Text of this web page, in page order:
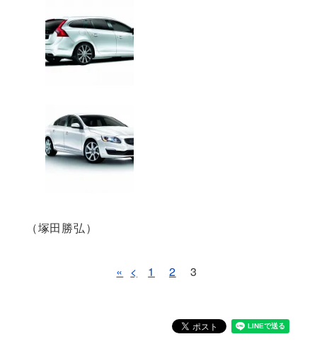
（塚田勝弘）
« < 1 2 3